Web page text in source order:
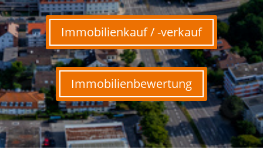
Immobilienkauf / -verkauf
Immobilienbewertung